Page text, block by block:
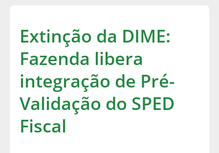
Extinção da DIME:
Fazenda libera
integração de Pré-
Validação do SPED
Fiscal